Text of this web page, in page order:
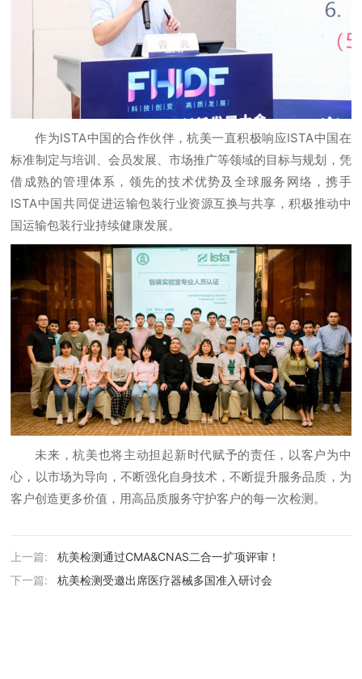
作为ISTA中国的合作伙伴，杭美一直积极响应ISTA中国在
标准制定与培训、会员发展、市场推广等领域的目标与规划，凭
借成熟的管理体系，领先的技术优势及全球服务网络，携手
ISTA中国共同促进运输包装行业资源互换与共享，积极推动中
国运输包装行业持续健康发展。
未来，杭美也将主动担起新时代赋予的责任，以客户为中
心，以市场为导向，不断强化自身技术，不断提升服务品质，为
客户创造更多价值，用高品质服务守护客户的每一次检测。
上一篇:
杭美检测通过CMA&CNAS二合一扩项评审！
下一篇:
杭美检测受邀出席医疗器械多国准入研讨会